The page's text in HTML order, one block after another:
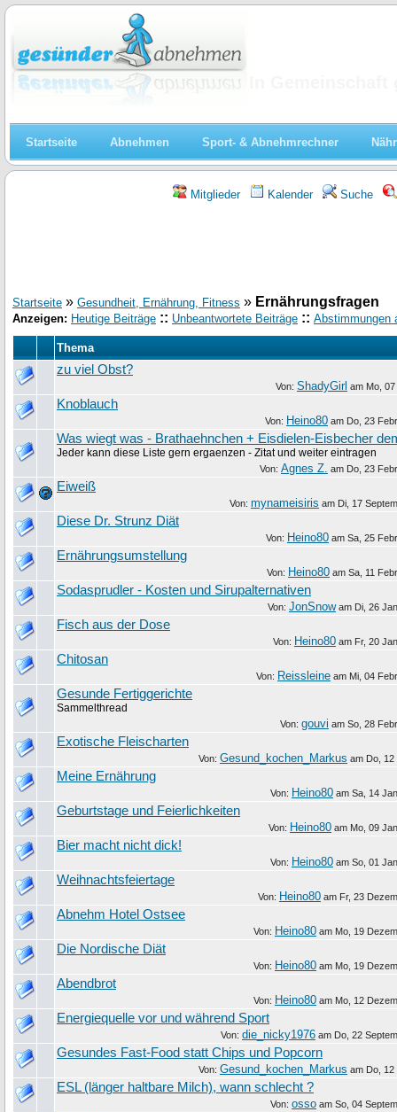
Startseite Abnehmen Sport- & Abnehmrechner
Mitglieder Kalender Suche
Startseite » Gesundheit, Ernährung, Fitness » Ernährungsfragen
Anzeigen: Heutige Beiträge :: Unbeantwortete Beiträge :: Abstimmungen
Thema
zu viel Obst?
Von: ShadyGirl am Mo,
Knoblauch
Von: Heino80 am Do, 23
Was wiegt was - Brathaehnchen + Eisdielen-Eisbecher
Jeder kann diese Liste gern ergaenzen - Zitat und weiter eintragen
Von: Agnes Z. am Do, 23
Eiweiß
Von: mynameisiris am Di, 17
Diese Dr. Strunz Diät
Von: Heino80 am Sa, 25
Ernährungsumstellung
Von: Heino80 am Sa, 11
Sodasprudler - Kosten und Sirupalternativen
Von: JonSnowam Di, 26
Fisch aus der Dose
Von: Heino80 am Fr, 20
Chitosan
Von: Reissleine am Mi, 04
Gesunde Fertiggerichte
Sammelthread
Von: gouvi am So, 28
Exotische Fleischarten
Von: Gesund_kochen_Markus am Do,
Meine Ernährung
Von: Heino80 am Sa, 14
Geburtstage und Feierlichkeiten
Von: Heino80 am Mo, 09
Bier macht nicht dick!
Von: Heino80 am So, 01
Weihnachtsfeiertage
Von: Heino80 am Fr, 23
Abnehm Hotel Ostsee
Von: Heino80 am Mo, 19
Die Nordische Diät
Von: Heino80 am Mo, 19
Abendbrot
Von: Heino80 am Mo, 12
Energiequelle vor und während Sport
Von: die_nicky1976 am Do, 22
Gesundes Fast-Food statt Chips und Popcorn
Von: Gesund_kochen_Markus am Do,
ESL (länger haltbare Milch), wann schlecht ?
Von: osso am So, 04